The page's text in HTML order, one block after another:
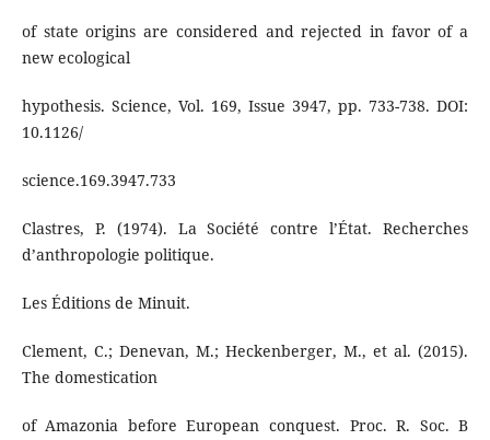
of state origins are considered and rejected in favor of a
new ecological
hypothesis. Science, Vol. 169, Issue 3947, pp. 733-738. DOI:
10.1126/
science.169.3947.733
Clastres, P. (1974). La Société contre l’État. Recherches
d’anthropologie politique.
Les Éditions de Minuit.
Clement, C.; Denevan, M.; Heckenberger, M., et al. (2015).
The domestication
of Amazonia before European conquest. Proc. R. Soc. B